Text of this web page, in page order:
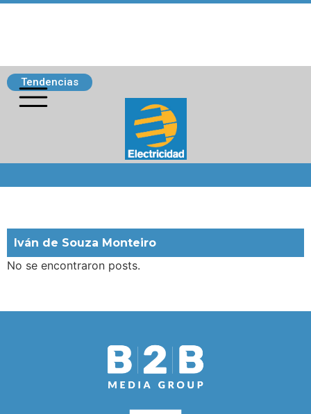
Tendencias
Iván de Souza Monteiro
No se encontraron posts.